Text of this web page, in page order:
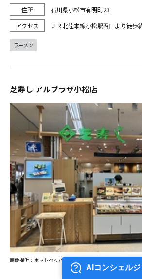
石川県小松市有明町23
ＪＲ北陸本線小松駅西口より徒歩
ラーメン
芝寿し アルプラザ小松店
画像提供：ホットペッパー グルメ